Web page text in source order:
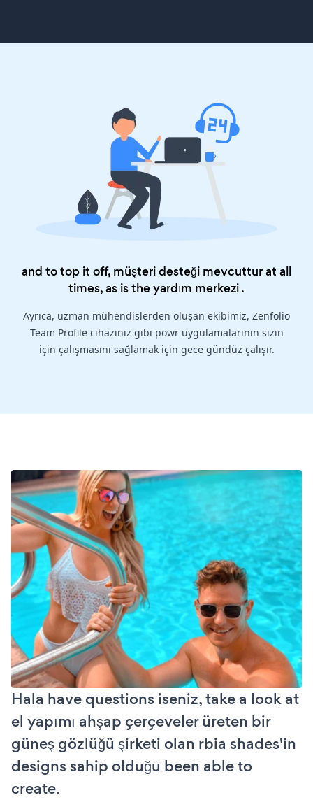
and to top it off, müşteri desteği mevcuttur at all
times, as is theyardım merkezi.
Ayrıca, uzman mühendislerden oluşan ekibimiz, Zenfolio
Team Profile cihazınız gibi powr uygulamalarının sizin
için çalışmasını sağlamak için gece gündüz çalışır.
Hala have questions iseniz, take a look at
el yapımı ahşap çerçeveler üreten bir
güneş gözlüğü şirketi olan rbia shades'in
designs sahip olduğu been able to
create.